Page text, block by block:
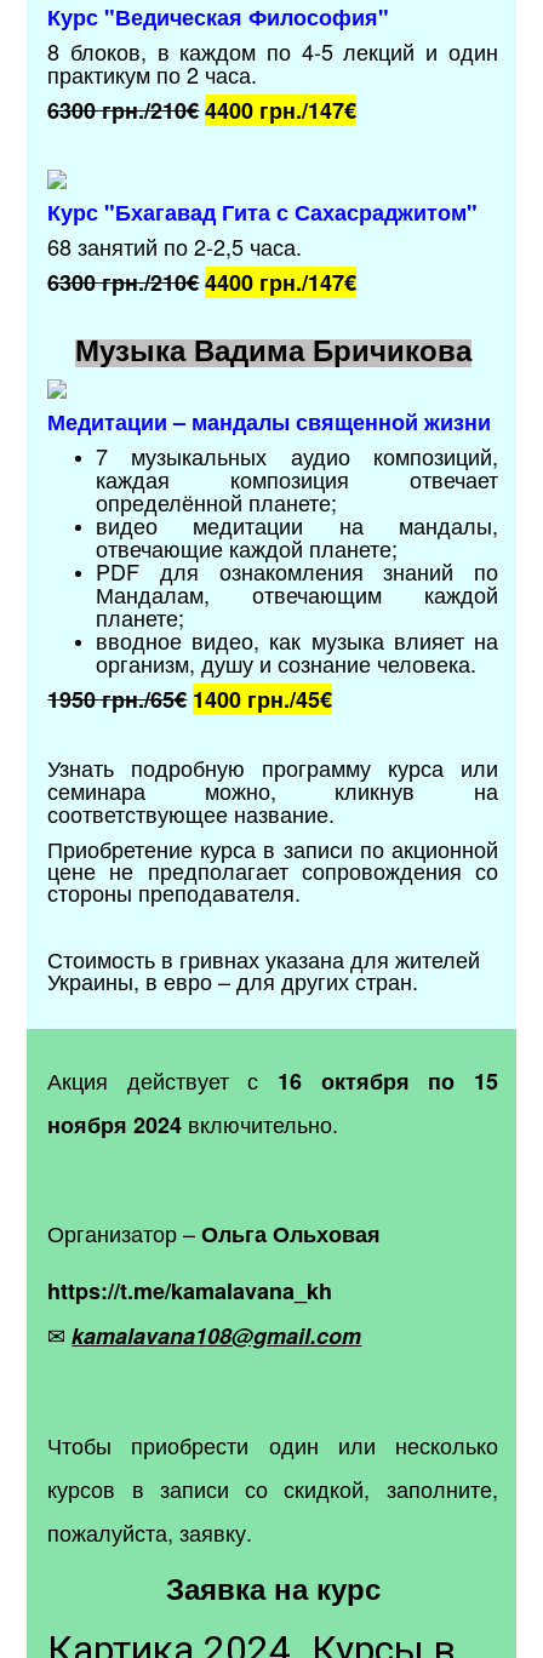
Курс "Ведическая Философия"
8 блоков, в каждом по 4-5 лекций и один
практикум по 2 часа.
6300 грн./210€4400 грн./147€
Курс "Бхагавад Гита с Сахасраджитом"
68 занятий по 2-2,5 часа.
6300 грн./210€4400 грн./147€
Музыка Вадима Бричикова
Медитации – мандалы священной жизни
7 музыкальных аудио композиций,
каждая композиция отвечает
определённой планете;
видео медитации на мандалы,
отвечающие каждой планете;
PDF для ознакомления знаний по
Мандалам, отвечающим каждой
планете;
вводное видео, как музыка влияет на
организм, душу и сознание человека.
1950 грн./65€ 1400 грн./45€
Узнать подробную программу курса или
семинара можно, кликнув на
соответствующее название.
Приобретение курса в записи по акционной
цене не предполагает сопровождения со
стороны преподавателя.
Стоимость в гривнах указана для жителей
Украины, в евро–для других стран.
Акция действует с 16 октября по 15
ноября 2024 включительно.
Организатор –Ольга Ольховая
https://t.me/kamalavana_kh
✉kamalavana108@gmail.com
Чтобы приобрести один или несколько
курсов в записи со скидкой, заполните,
пожалуйста, заявку.
Заявка на курс